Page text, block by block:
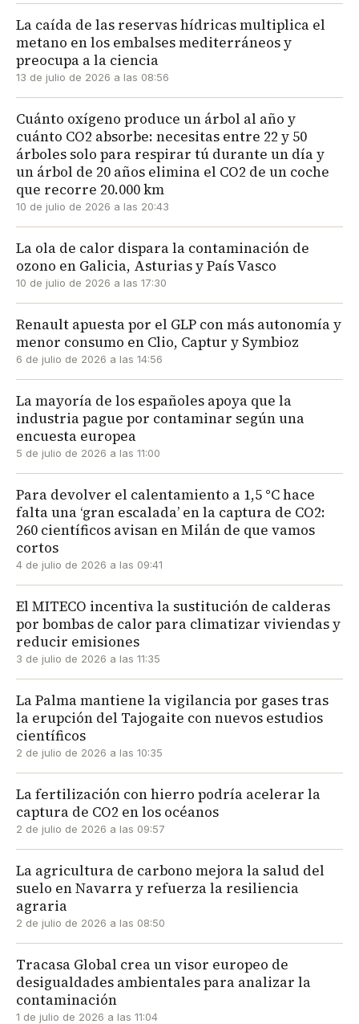
La caída de las reservas hídricas multiplica el
metano en los embalses mediterráneos y
preocupa a la ciencia
13 de julio de 2026 a las 08:56
Cuánto oxígeno produce un árbol al año y
cuánto CO2 absorbe: necesitas entre 22 y 50
árboles solo para respirar tú durante un día y
un árbol de 20 años elimina el CO2 de un coche
que recorre 20.000 km
10 de julio de 2026 a las 20:43
La ola de calor dispara la contaminación de
ozono en Galicia, Asturias y País Vasco
10 de julio de 2026 a las 17:30
Renault apuesta por el GLP con más autonomía y
menor consumo en Clio, Captur y Symbioz
6 de julio de 2026 a las 14:56
La mayoría de los españoles apoya que la
industria pague por contaminar según una
encuesta europea
5 de julio de 2026 a las 11:00
Para devolver el calentamiento a 1,5 °C hace
falta una ‘gran escalada’ en la captura de CO2:
260 científicos avisan en Milán de que vamos
cortos
4 de julio de 2026 a las 09:41
El MITECO incentiva la sustitución de calderas
por bombas de calor para climatizar viviendas y
reducir emisiones
3 de julio de 2026 a las 11:35
La Palma mantiene la vigilancia por gases tras
la erupción del Tajogaite con nuevos estudios
científicos
2 de julio de 2026 a las 10:35
La fertilización con hierro podría acelerar la
captura de CO2 en los océanos
2 de julio de 2026 a las 09:57
La agricultura de carbono mejora la salud del
suelo en Navarra y refuerza la resiliencia
agraria
2 de julio de 2026 a las 08:50
Tracasa Global crea un visor europeo de
desigualdades ambientales para analizar la
contaminación
1 de julio de 2026 a las 11:04